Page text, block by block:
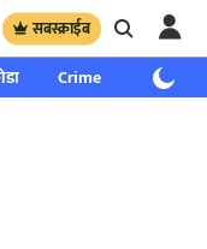
सबस्क्राईब
Crime साप्ताहिक